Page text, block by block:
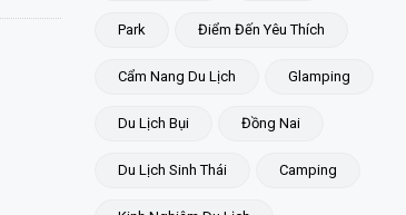
Park Điểm Đến Yêu Thích
Cẩm Nang Du Lịch Glamping
Du Lịch Bụi Đồng Nai
Du Lịch Sinh Thái Camping